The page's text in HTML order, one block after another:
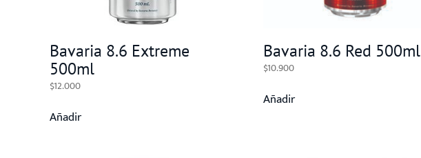
Bavaria 8.6 Extreme
500ml
$12.000
Añadir
Bavaria 8.6 Red 500ml
$10.900
Añadir